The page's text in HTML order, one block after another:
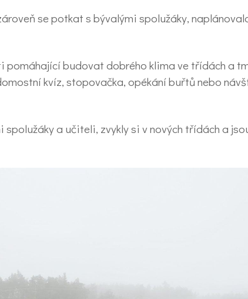
se potkat s bývalými spolužáky,
budovat dobrého klima ve třídách a
kvíz, stopovačka, opékání buřtů nebo
a učiteli, zvykly si v nových třídách a